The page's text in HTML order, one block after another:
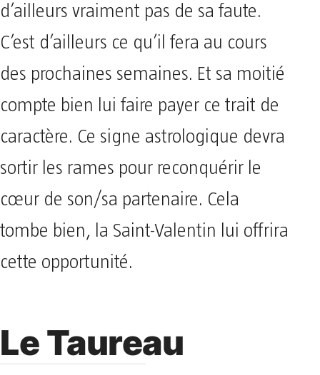
d’ailleurs vraiment pas de sa faute.
C’est d’ailleurs ce qu’il fera au cours
des prochaines semaines. Et sa moitié
compte bien lui faire payer ce trait de
caractère. Ce signe astrologique devra
sortir les rames pour reconquérir le
cœur de son/sa partenaire. Cela
tombe bien, la Saint-Valentin lui offrira
cette opportunité.
Le Taureau